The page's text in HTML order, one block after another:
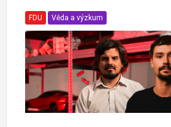
FDU Věda a výzkum